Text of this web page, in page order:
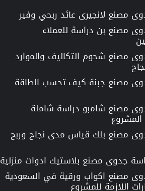
مصنع لانجيرى عائد ربحي وفير
مصنع بن دراسة للعملاء
مصنع شحوم التكاليف والموارد
مصنع جبنة كيف تحسب الطاقة
مصنع شامبو دراسة شاملة
المشروع
مصنع بلك قياس مدى نجاح وربح
جدوى مصنع بلاستيك ادوات منزلية
مصنع اكواب ورقية في السعودية
اللازمة للمشروع